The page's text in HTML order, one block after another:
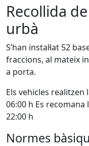
Recollida
urbà
S’han instal·lat 52
fraccions, al mateix
a porta.
Els vehicles
06:00 h Es
22:00 h
Normes